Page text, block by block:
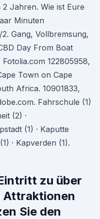
Jahren. Wie ist Eure
Minuten
Gang, Vollbremsung,
Day From Boat
122805958,
Town on Cape
Africa. 10901833,
Fahrschule (1)
(2) ·
(1) · Kaputte
· Kapverden (1).
zu über
Attraktionen
Sie den